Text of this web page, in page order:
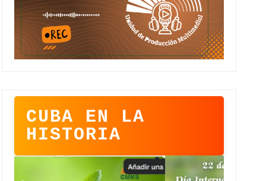
CUBA EN LA
HISTORIA